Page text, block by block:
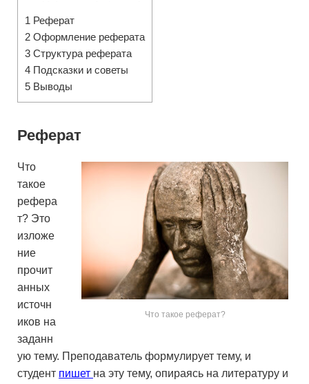
1 Реферат
2 Оформление реферата
3 Структура реферата
4 Подсказки и советы
5 Выводы
Реферат
Что такое реферат?
Что
такое
рефера
т? Это
изложе
ние
прочит
анных
источн
иков на
заданн
ую тему. Преподаватель формулирует тему, и
студент пишет на эту тему, опираясь на литературу и